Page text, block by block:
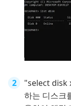
"select disk
하는 디스크